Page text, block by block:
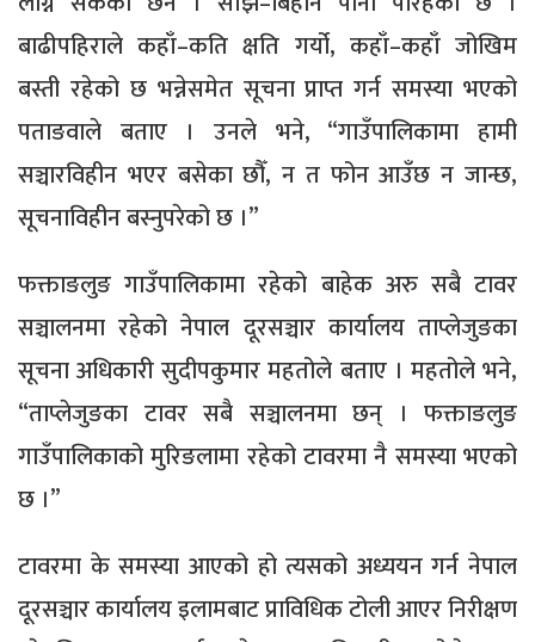
बाढीपहिराले कहाँ–कति क्षति गर्यो, कहाँ–कहाँ जोखिम
बस्ती रहेको छ भन्नेसमेत सूचना प्राप्त गर्न समस्या भएको
पताङवाले बताए । उनले भने, “गाउँपालिकामा हामी
सञ्चारविहीन भएर बसेका छौँ, न त फोन आउँछ न जान्छ,
सूचनाविहीन बस्नुपरेको छ ।”
फक्ताङलुङ गाउँपालिकामा रहेको बाहेक अरु सबै टावर
सञ्चालनमा रहेको नेपाल दूरसञ्चार कार्यालय ताप्लेजुङका
सूचना अधिकारी सुदीपकुमार महतोले बताए । महतोले भने,
“ताप्लेजुङका टावर सबै सञ्चालनमा छन् । फक्ताङलुङ
गाउँपालिकाको मुरिङलामा रहेको टावरमा नै समस्या भएको
छ ।”
टावरमा के समस्या आएको हो त्यसको अध्ययन गर्न नेपाल
दूरसञ्चार कार्यालय इलामबाट प्राविधिक टोली आएर निरीक्षण